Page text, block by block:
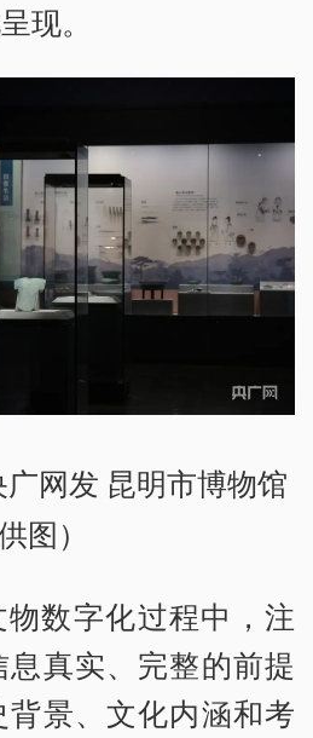
现。
网发 昆明市博物馆
图）
数字化过程中，注
真实、完整的前提
景、文化内涵和考